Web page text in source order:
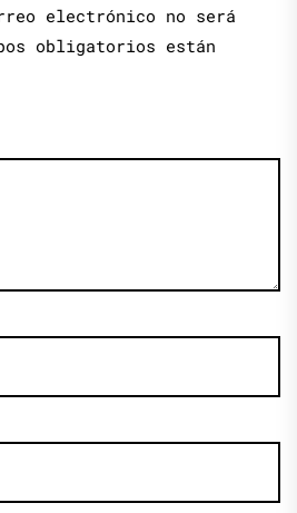
electrónico no será
obligatorios están